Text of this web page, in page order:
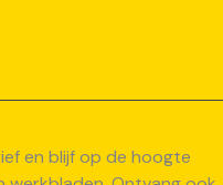
en blijf op de hoogte